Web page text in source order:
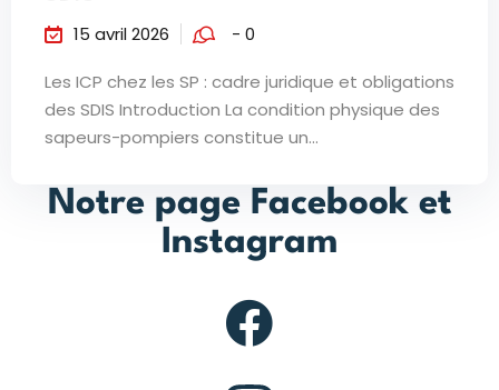
15 avril 2026 - 0
Les ICP chez les SP : cadre juridique et obligations
des SDIS Introduction La condition physique des
sapeurs-pompiers constitue un...
Notre page Facebook et
Instagram